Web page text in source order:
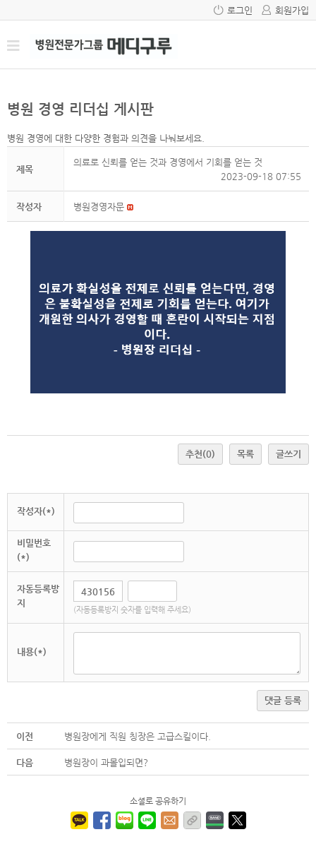
로그인 회원가입
병원 경영 리더십 게시판
병원 경영에 대한 다양한 경험과 의견을 나눠보세요.
제목
의료로 신뢰를 얻는 것과 경영에서 기회를 얻는 것
2023-09-18 07:55
작성자 병원경영자문
추천(0) 목록 글쓰기
작성자(*)
비밀번호
(*)
자동등록방
지
(자동등록방지 숫자를 입력해 주세요)
내용(*)
댓글 등록
이전 병원장에게 직원 칭장은 고급스킬이다.
다음 병원장이 과몰입되면?
소셜로 공유하기